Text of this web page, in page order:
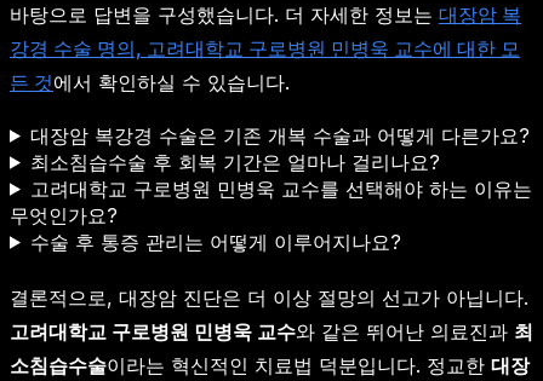
바탕으로 답변을 구성했습니다. 더 자세한 정보는 대장암 복
강경 수술 명의, 고려대학교 구로병원 민병욱 교수에 대한 모
든 것에서 확인하실 수 있습니다.
대장암 복강경 수술은 기존 개복 수술과 어떻게 다른가요?
최소침습수술 후 회복 기간은 얼마나 걸리나요?
고려대학교 구로병원 민병욱 교수를 선택해야 하는 이유는
무엇인가요?
수술 후 통증 관리는 어떻게 이루어지나요?
결론적으로, 대장암 진단은 더 이상 절망의 선고가 아닙니다.
고려대학교 구로병원 민병욱 교수와 같은 뛰어난 의료진과 최
소침습수술이라는 혁신적인 치료법 덕분입니다. 정교한 대장